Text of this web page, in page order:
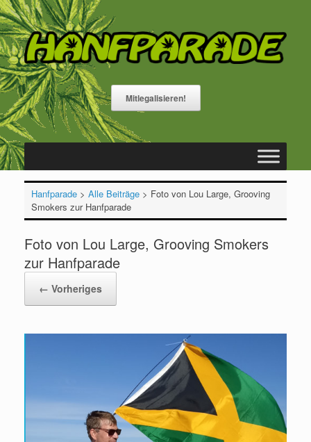
Zum
Inhalt
springen
Mitlegalisieren!
Hanfparade> Alle Beiträge> Foto von Lou Large, Grooving
Smokers zur Hanfparade
Foto von Lou Large, Grooving Smokers
zur Hanfparade
← Vorheriges